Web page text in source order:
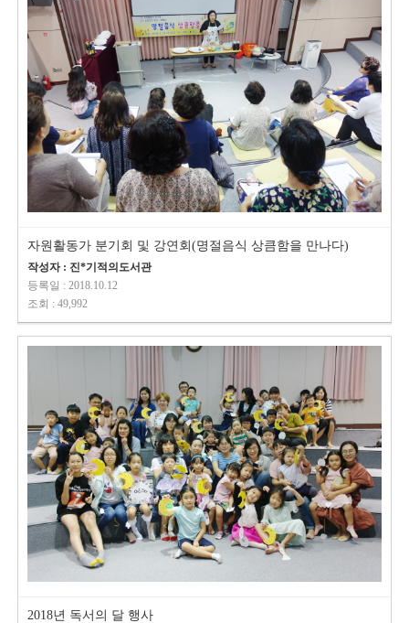
자원활동가 분기회 및 강연회(명절음식 상큼함을 만나다)
작성자 : 진*기적의도서관
등록일 : 2018.10.12
조회 : 49,992
2018년 독서의 달 행사